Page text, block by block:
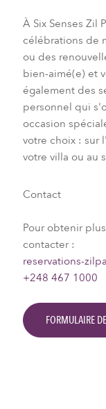
À Six Senses Zil
célébrations de
ou des
bien-aimé(e) et
également des
personnel qui
occasion
votre choix : sur
votre villa ou au
Contact
Pour obtenir
contacter :
reservations-
+248 467 1000
FORMULAIRE